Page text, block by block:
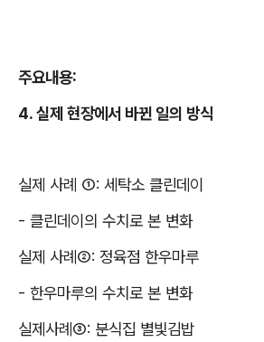
주요내용:
4.실제 현장에서 바뀐 일의 방식
실제 사례 ①: 세탁소 클린데이
- 클린데이의 수치로 본 변화
실제 사례 ②: 정육점 한우마루
- 한우마루의 수치로 본 변화
실제사례 ③: 분식집 별빛김밥